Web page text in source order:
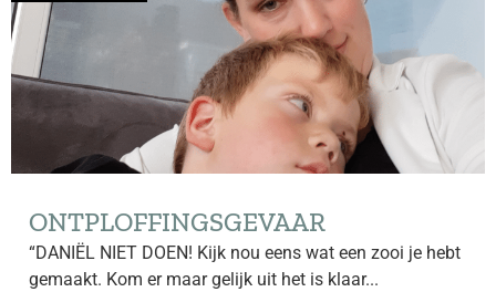
ONTPLOFFINGSGEVAAR
“DANIËL NIET DOEN! Kijk nou eens wat een zooi je hebt
gemaakt. Kom er maar gelijk uit het is klaar...